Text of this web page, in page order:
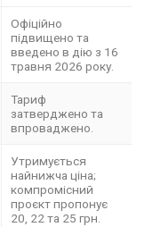
Офіційно
підвищено та
введено в дію з 16
травня 2026 року.
Тариф
затверджено та
впроваджено.
Утримується
найнижча ціна;
компромісний
проєкт пропонує
20, 22 та 25 грн.